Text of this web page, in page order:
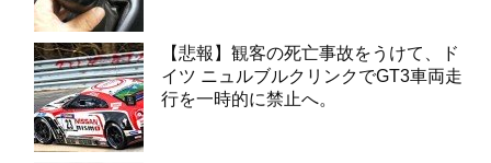
【悲報】観客の死亡事故をうけて、ド
イツ ニュルブルクリンクでGT3車両走
行を一時的に禁止へ。